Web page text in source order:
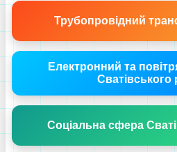
Трубопровідний
Електронний та
Сватівського
Соціальна сфера